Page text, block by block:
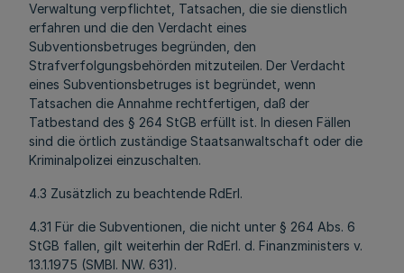
Verwaltung verpflichtet, Tatsachen, die sie dienstlich
erfahren und die den Verdacht eines
Subventionsbetruges begründen, den
Strafverfolgungsbehörden mitzuteilen. Der Verdacht
eines Subventionsbetruges ist begründet, wenn
Tatsachen die Annahme rechtfertigen, daß der
Tatbestand des § 264 StGB erfüllt ist. In diesen Fällen
sind die örtlich zuständige Staatsanwaltschaft oder die
Kriminalpolizei einzuschalten.
4.3 Zusätzlich zu beachtende RdErl.
4.31 Für die Subventionen, die nicht unter § 264 Abs. 6
StGB fallen, gilt weiterhin der RdErl. d. Finanzministers v.
13.1.1975 (SMBl. NW. 631).